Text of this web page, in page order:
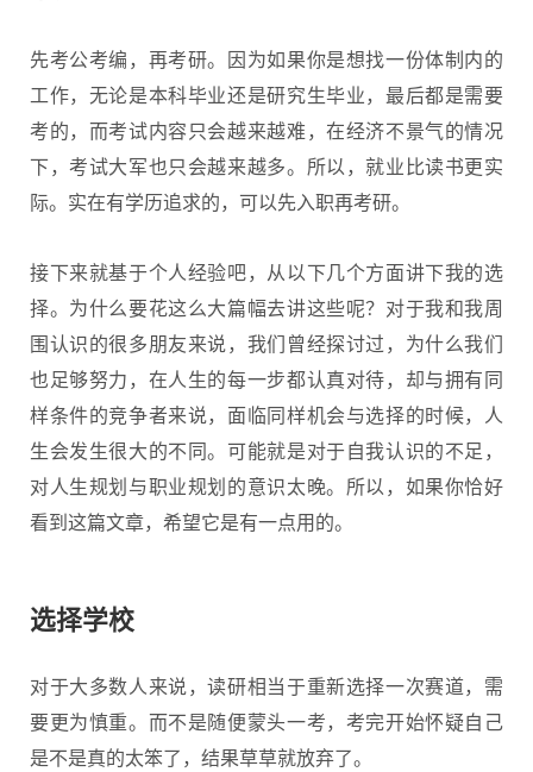
先考公考编，再考研。因为如果你是想找一份体制内的
工作，无论是本科毕业还是研究生毕业，最后都是需要
考的，而考试内容只会越来越难，在经济不景气的情况
下，考试大军也只会越来越多。所以，就业比读书更实
际。实在有学历追求的，可以先入职再考研。
接下来就基于个人经验吧，从以下几个方面讲下我的选
择。为什么要花这么大篇幅去讲这些呢？对于我和我周
围认识的很多朋友来说，我们曾经探讨过，为什么我们
也足够努力，在人生的每一步都认真对待，却与拥有同
样条件的竞争者来说，面临同样机会与选择的时候，人
生会发生很大的不同。可能就是对于自我认识的不足，
对人生规划与职业规划的意识太晚。所以，如果你恰好
看到这篇文章，希望它是有一点用的。
选择学校
对于大多数人来说，读研相当于重新选择一次赛道，需
要更为慎重。而不是随便蒙头一考，考完开始怀疑自己
是不是真的太笨了，结果草草就放弃了。